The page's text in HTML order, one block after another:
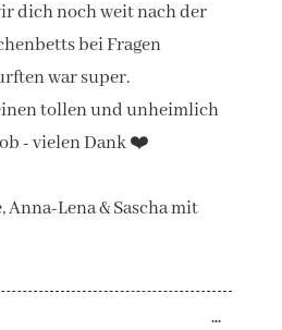
dich noch weit nach der
bei Fragen
war super.
tollen und unheimlich
- vielen Dank ❤️
Anna-Lena & Sascha mit
...DIESE